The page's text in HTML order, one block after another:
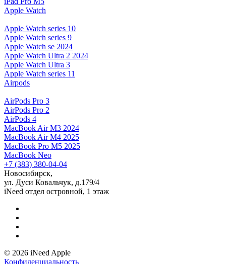
Apple Watch
Apple Watch series 10
Apple Watch series 9
Apple Watch se 2024
Apple Watch Ultra 2 2024
Apple Watch Ultra 3
Apple Watch series 11
Airpods
AirPods Pro 3
AirPods Pro 2
AirPods 4
MacBook Air M3 2024
MacBook Air M4 2025
MacBook Pro M5 2025
MacBook Neo
+7 (383) 380-04-04
Новосибирск,
ул. Дуси Ковальчук, д.179/4
iNeed отдел островной, 1 этаж
© 2026 iNeed Apple
Конфиденциальность